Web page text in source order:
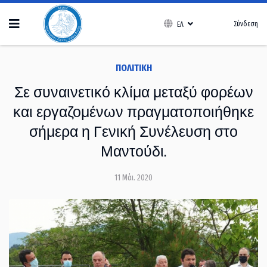
ΕΛ Σύνδεση
ΠΟΛΙΤΙΚΉ
Σε συναινετικό κλίμα μεταξύ φορέων
και εργαζομένων πραγματοποιήθηκε
σήμερα η Γενική Συνέλευση στο
Μαντούδι.
11 Μάι. 2020